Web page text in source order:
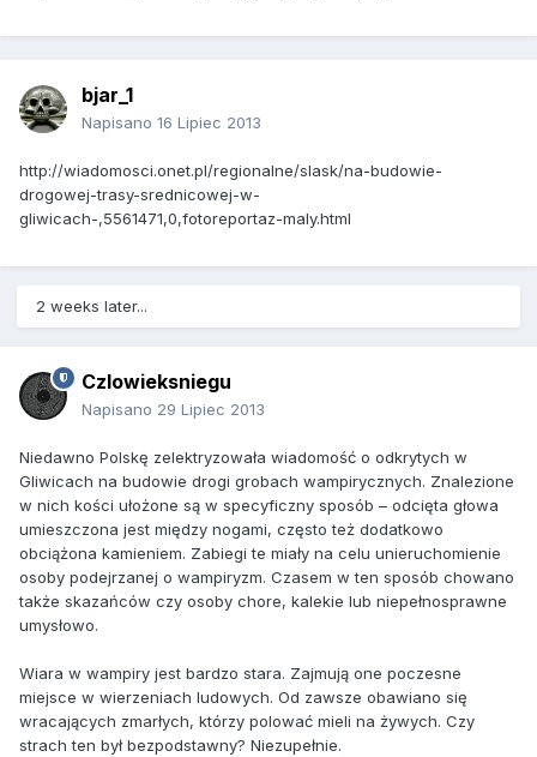
bjar_1
Napisano 16 Lipiec 2013
http://wiadomosci.onet.pl/regionalne/slask/na-budowie-
drogowej-trasy-srednicowej-w-
gliwicach-,5561471,0,fotoreportaz-maly.html
2 weeks later...
Czlowieksniegu
Napisano 29 Lipiec 2013
Niedawno Polskę zelektryzowała wiadomość o odkrytych w
Gliwicach na budowie drogi grobach wampirycznych. Znalezione
w nich kości ułożone są w specyficzny sposób – odcięta głowa
umieszczona jest między nogami, często też dodatkowo
obciążona kamieniem. Zabiegi te miały na celu unieruchomienie
osoby podejrzanej o wampiryzm. Czasem w ten sposób chowano
także skazańców czy osoby chore, kalekie lub niepełnosprawne
umysłowo.
Wiara w wampiry jest bardzo stara. Zajmują one poczesne
miejsce w wierzeniach ludowych. Od zawsze obawiano się
wracających zmarłych, którzy polować mieli na żywych. Czy
strach ten był bezpodstawny? Niezupełnie.